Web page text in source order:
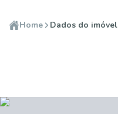
Home Dados do imóvel